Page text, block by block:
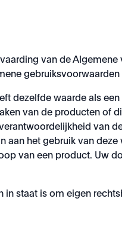
van de
dezelfde waarde als
van de producten of
van
het gebruik van deze
van een product. Uw
staat is om eigen